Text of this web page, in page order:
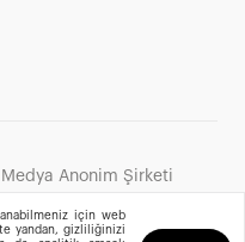
Anonim Şirketi
için web
yandan, gizliliğinizi